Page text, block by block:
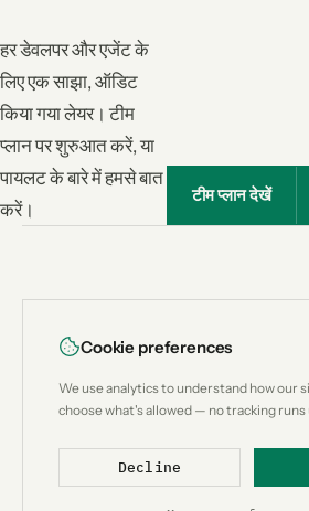
हर डेवलपर और एजेंट के
लिए एक साझा, ऑडिट
किया गया लेयर। टीम
प्लान पर शुरुआत करें, या
पायलट के बारे में हमसे बात
करें।
टीम प्लान देखें
engineering for
Designed &
How It
Compare
Metrics
Cookie preferences
We use analytics to understand how our
choose what's allowed — no tracking runs
Decline